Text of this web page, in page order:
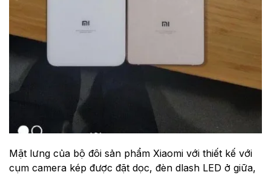
Mặt lưng của bộ đôi sản phẩm Xiaomi với thiết kế với
cụm camera kép được đặt dọc, đèn dlash LED ở giữa,